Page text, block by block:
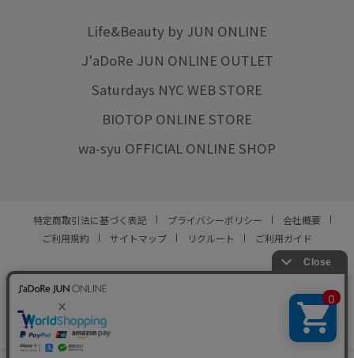
Life&Beauty by JUN ONLINE
J'aDoRe JUN ONLINE OUTLET
Saturdays NYC WEB STORE
BIOTOP ONLINE STORE
wa-syu OFFICIAL ONLINE SHOP
特定商取引法に基づく表記 プライバシーポリシー
会社概要
ご利用規約
サイトマップ リクルート ご利用ガイド
© JUN CO.,LTD. ALL RIGHTS RESERVED.